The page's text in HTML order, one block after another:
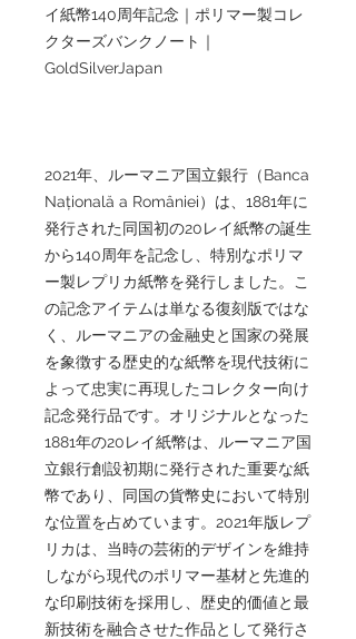
イ紙幣140周年記念｜ポリマー製コレ
クターズバンクノート｜
GoldSilverJapan
2021年、ルーマニア国立銀行（Banca
Națională a României）は、1881年に
発行された同国初の20レイ紙幣の誕生
から140周年を記念し、特別なポリマ
ー製レプリカ紙幣を発行しました。こ
の記念アイテムは単なる復刻版ではな
く、ルーマニアの金融史と国家の発展
を象徴する歴史的な紙幣を現代技術に
よって忠実に再現したコレクター向け
記念発行品です。オリジナルとなった
1881年の20レイ紙幣は、ルーマニア国
立銀行創設初期に発行された重要な紙
幣であり、同国の貨幣史において特別
な位置を占めています。2021年版レプ
リカは、当時の芸術的デザインを維持
しながら現代のポリマー基材と先進的
な印刷技術を採用し、歴史的価値と最
新技術を融合させた作品として発行さ